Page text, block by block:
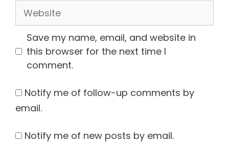
Website
Save my name, email, and website in
this browser for the next time I
comment.
Notify me of follow-up comments by
email.
Notify me of new posts by email.